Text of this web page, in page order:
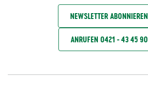
NEWSLETTER ABONNIEREN
ANRUFEN 0421 - 43 45 90